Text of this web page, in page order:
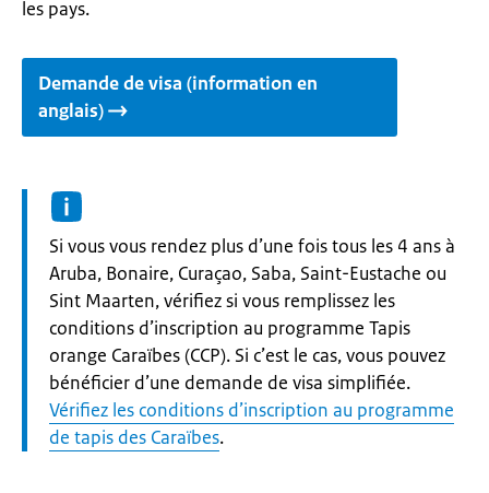
les pays.
Demande de visa (information en
anglais)
Informatie:
Si vous vous rendez plus d’une fois tous les 4 ans à
Aruba, Bonaire, Curaçao, Saba, Saint-Eustache ou
Sint Maarten, vérifiez si vous remplissez les
conditions d’inscription au programme Tapis
orange Caraïbes (CCP). Si c’est le cas, vous pouvez
bénéficier d’une demande de visa simplifiée.
Vérifiez les conditions d’inscription au programme
de tapis des Caraïbes.